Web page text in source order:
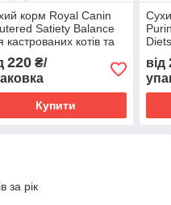
корм Royal Canin
Satiety Balance
кастрованих котів та
400 г
220₴/
Купити
від
за рік